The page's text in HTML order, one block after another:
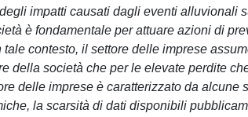
impatti causati dagli eventi alluvionali
è fondamentale per attuare azioni di
contesto, il settore delle imprese
della società che per le elevate perdite
delle imprese è caratterizzato da alcune
la scarsità di dati disponibili